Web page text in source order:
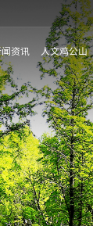
资讯 人文鸡公山